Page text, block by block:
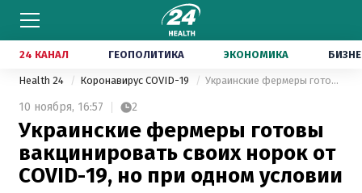
24 КАНАЛ ГЕОПОЛИТИКА ЭКОНОМИКА
Health 24 Коронавирус COVID-19 Украинские фермеры готовы вакцинировать своих норок от COVID-19, но при одном условии
10 ноября, 16:57 2
Украинские фермеры готовы
вакцинировать своих норок от
COVID-19, но при одном условии